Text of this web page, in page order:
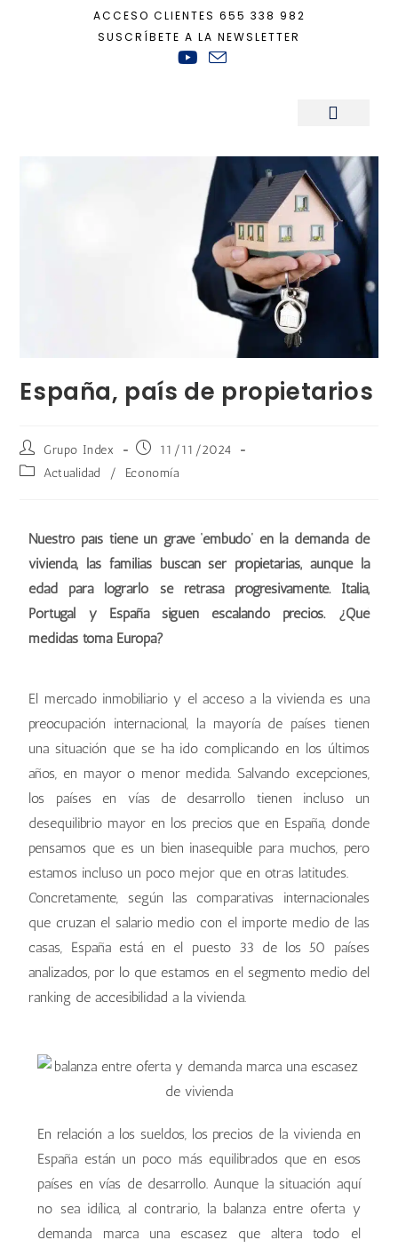
ACCESO CLIENTES 655 338 982
SUSCRÍBETE A LA NEWSLETTER
España, país de propietarios
Grupo Index
11/11/2024
Actualidad
/ Economía
Nuestro país tiene un grave ‘embudo’ en la demanda de
vivienda, las familias buscan ser propietarias, aunque la
edad para lograrlo se retrasa progresivamente. Italia,
Portugal y España siguen escalando precios. ¿Qué
medidas toma Europa?
El mercado inmobiliario y el acceso a la vivienda es una
preocupación internacional, la mayoría de países tienen
una situación que se ha ido complicando en los últimos
años, en mayor o menor medida. Salvando excepciones,
los países en vías de desarrollo tienen incluso un
desequilibrio mayor en los precios que en España, donde
pensamos que es un bien inasequible para muchos, pero
estamos incluso un poco mejor que en otras latitudes.
Concretamente, según las comparativas internacionales
que cruzan el salario medio con el importe medio de las
casas, España está en el puesto 33 de los 50 países
analizados, por lo que estamos en el segmento medio del
ranking de accesibilidad a la vivienda.
En relación a los sueldos, los precios de la vivienda en
España están un poco más equilibrados que en esos
países en vías de desarrollo. Aunque la situación aquí
no sea idílica, al contrario, la balanza entre oferta y
demanda marca una escasez que altera todo el